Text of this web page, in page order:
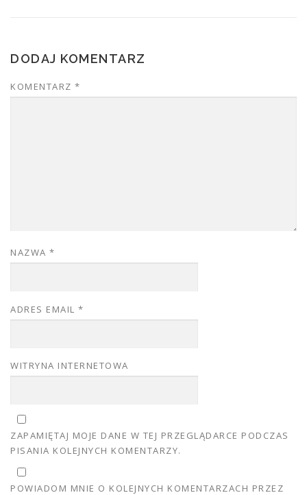
DODAJ KOMENTARZ
KOMENTARZ *
NAZWA *
ADRES EMAIL *
WITRYNA INTERNETOWA
ZAPAMIĘTAJ MOJE DANE W TEJ PRZEGLĄDARCE PODCZAS
PISANIA KOLEJNYCH KOMENTARZY.
POWIADOM MNIE O KOLEJNYCH KOMENTARZACH PRZEZ